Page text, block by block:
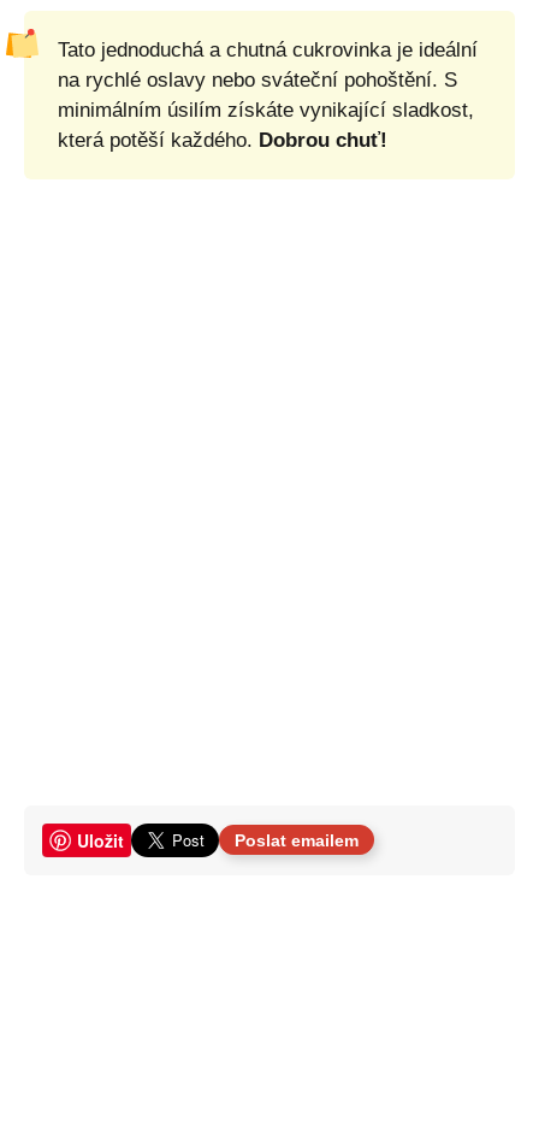
Tato jednoduchá a chutná cukrovinka je ideální
na rychlé oslavy nebo sváteční pohoštění. S
minimálním úsilím získáte vynikající sladkost,
která potěší každého. Dobrou chuť!
Uložit Poslat emailem